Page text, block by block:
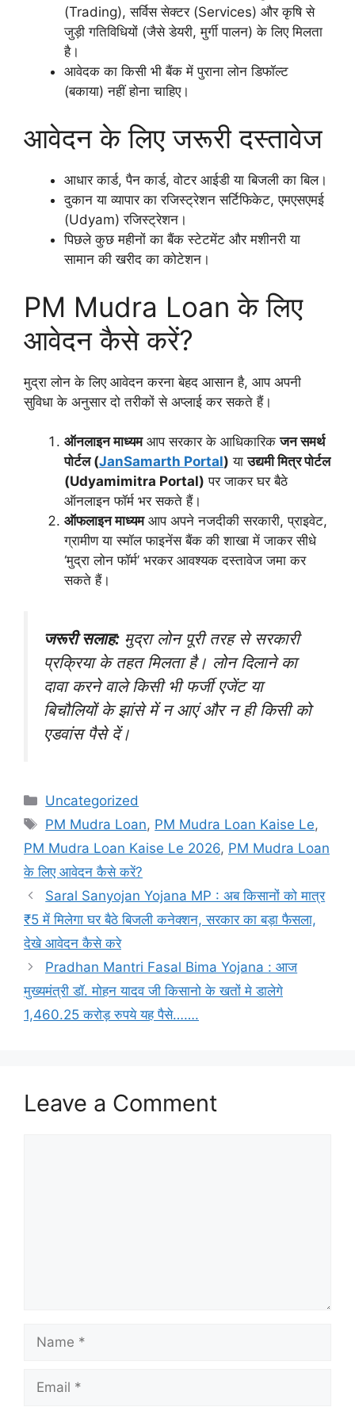
(Trading), सर्विस सेक्टर (Services) और कृषि से
जुड़ी गतिविधियों (जैसे डेयरी, मुर्गी पालन) के लिए मिलता
है।
आवेदक का किसी भी बैंक में पुराना लोन डिफॉल्ट
(बकाया) नहीं होना चाहिए।
आवेदन के लिए जरूरी दस्तावेज
आधार कार्ड, पैन कार्ड, वोटर आईडी या बिजली का बिल।
दुकान या व्यापार का रजिस्ट्रेशन सर्टिफिकेट, एमएसएमई
(Udyam) रजिस्ट्रेशन।
पिछले कुछ महीनों का बैंक स्टेटमेंट और मशीनरी या
सामान की खरीद का कोटेशन।
PM Mudra Loan के लिए
आवेदन कैसे करें?
मुद्रा लोन के लिए आवेदन करना बेहद आसान है, आप अपनी
सुविधा के अनुसार दो तरीकों से अप्लाई कर सकते हैं।
ऑनलाइन माध्यमआप सरकार के आधिकारिकजन समर्थ
पोर्टल (JanSamarth Portal) याउद्यमी मित्र पोर्टल
(Udyamimitra Portal) पर जाकर घर बैठे
ऑनलाइन फॉर्म भर सकते हैं।
ऑफलाइन माध्यमआप अपने नजदीकी सरकारी, प्राइवेट,
ग्रामीण या स्मॉल फाइनेंस बैंक की शाखा में जाकर सीधे
‘मुद्रा लोन फॉर्म’ भरकर आवश्यक दस्तावेज जमा कर
सकते हैं।
जरूरी सलाह: मुद्रा लोन पूरी तरह से सरकारी
प्रक्रिया के तहत मिलता है। लोन दिलाने का
दावा करने वाले किसी भी फर्जी एजेंट या
बिचौलियों के झांसे में न आएं और न ही किसी को
एडवांस पैसे दें।
Categories
Uncategorized
Tags
PM Mudra Loan, PM Mudra Loan Kaise Le,
PM Mudra Loan Kaise Le 2026, PM Mudra Loan
के लिए आवेदन कैसे करें?
Saral Sanyojan Yojana MP : अब किसानों को मात्र
₹5 में मिलेगा घर बैठे बिजली कनेक्शन, सरकार का बड़ा फैसला,
देखे आवेदन कैसे करे
Pradhan Mantri Fasal Bima Yojana : आज
मुख्यमंत्री डॉ. मोहन यादव जी किसानो के खतों मे डालेगे
1,460.25 करोड़ रुपये यह पैसे…….
Leave a Comment